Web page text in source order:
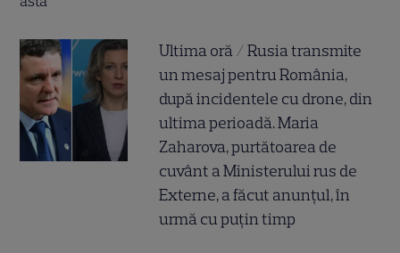
Ultima oră / Rusia transmite
un mesaj pentru România,
după incidentele cu drone, din
ultima perioadă. Maria
Zaharova, purtătoarea de
cuvânt a Ministerului rus de
Externe, a făcut anunțul, în
urmă cu puțin timp